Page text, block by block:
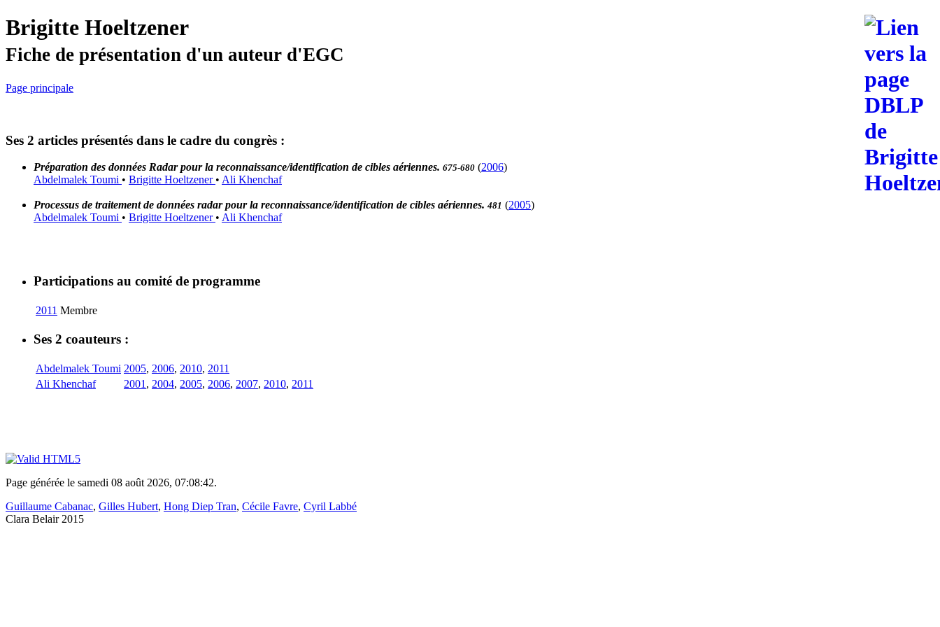
Brigitte Hoeltzener
Fiche de présentation d'un auteur d'EGC
Page principale
Ses 2 articles présentés dans le cadre du congrès :
Préparation des données Radar pour la reconnaissance/identification de cibles aériennes. 675-680 (2006)
Abdelmalek Toumi • Brigitte Hoeltzener • Ali Khenchaf
Processus de traitement de données radar pour la reconnaissance/identification de cibles aériennes. 481 (2005)
Abdelmalek Toumi • Brigitte Hoeltzener • Ali Khenchaf
Participations au comité de programme
2011 Membre
Ses 2 coauteurs :
Abdelmalek Toumi 2005, 2006, 2010, 2011
Ali Khenchaf
2001 , 2004, 2005, 2006, 2007, 2010, 2011
Page générée le samedi 08 août 2026, 07:08:42.
Guillaume Cabanac, Gilles Hubert, Hong Diep Tran, Cécile Favre, Cyril Labbé
Clara Belair 2015